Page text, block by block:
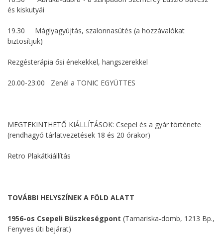
és kiskutyái
19.30 Máglyagyújtás, szalonnasütés (a hozzávalókat
biztosítjuk)
Rezgésterápia ősi énekekkel, hangszerekkel
20.00-23:00 Zenél a TONIC EGYÜTTES
MEGTEKINTHETŐ KIÁLLÍTÁSOK: Csepel és a gyár története
(rendhagyó tárlatvezetések 18 és 20 órakor)
Retro Plakátkiállítás
TOVÁBBI HELYSZÍNEK A FÖLD ALATT
1956-os Csepeli Büszkeségpont (Tamariska-domb, 1213 Bp.,
Fenyves úti bejárat)